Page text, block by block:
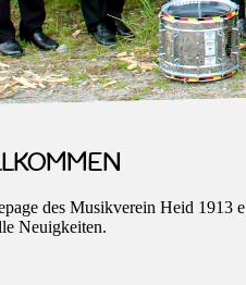
des Musikverein Heid 1913
Neuigkeiten.